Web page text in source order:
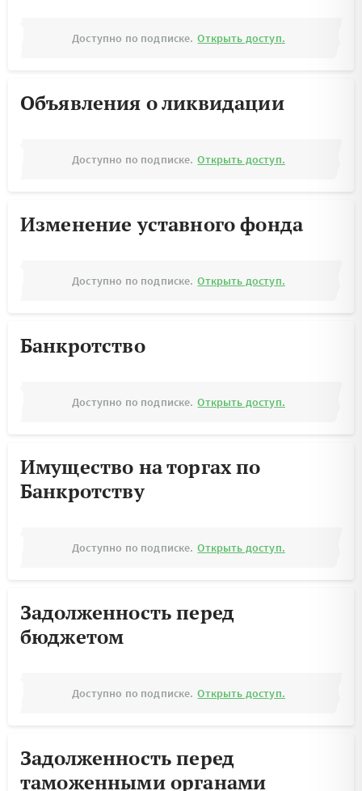
Доступно по подписке. Открыть доступ.
Объявления о ликвидации
Доступно по подписке. Открыть доступ.
Изменение уставного фонда
Доступно по подписке. Открыть доступ.
Банкротство
Доступно по подписке. Открыть доступ.
Имущество на торгах по
Банкротству
Доступно по подписке. Открыть доступ.
Задолженность перед
бюджетом
Доступно по подписке. Открыть доступ.
Задолженность перед
таможенными органами